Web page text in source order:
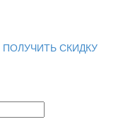
ПОЛУЧИТЬ СКИДКУ